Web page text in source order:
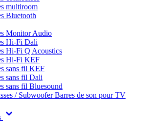
multiroom
Bluetooth
Monitor Audio
Hi-Fi Dali
Hi-Fi Q Acoustics
Hi-Fi KEF
sans fil KEF
sans fil Dali
sans fil Bluesound
/ SubwooferBarres de son pour TV